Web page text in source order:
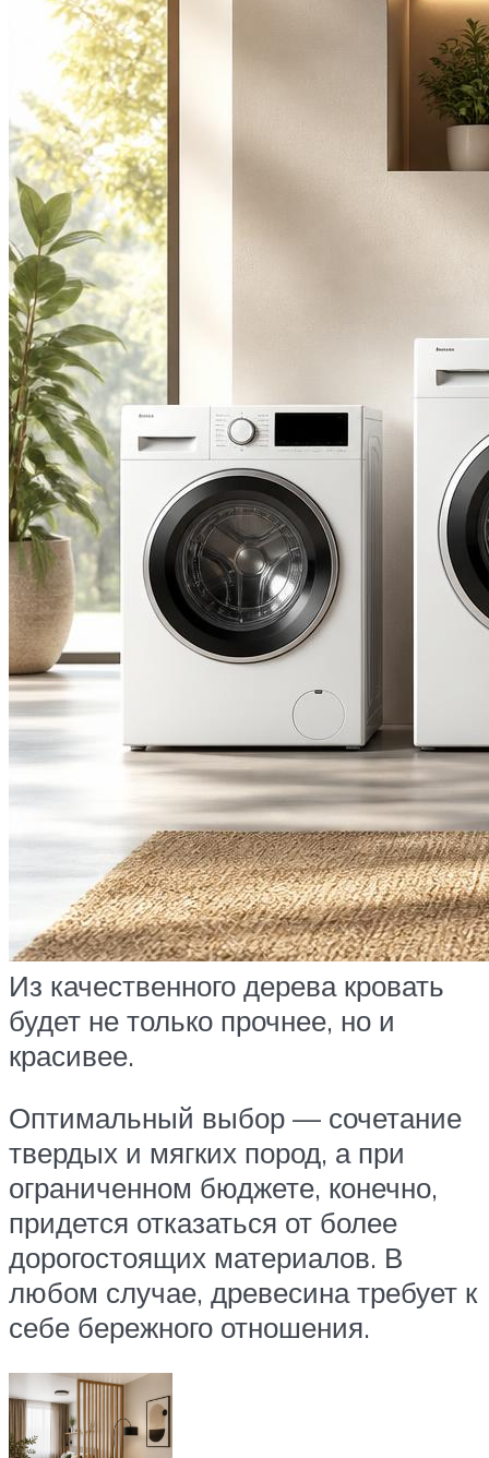
Из качественного дерева кровать
будет не только прочнее, но и
красивее.
Оптимальный выбор — сочетание
твердых и мягких пород, а при
ограниченном бюджете, конечно,
придется отказаться от более
дорогостоящих материалов. В
любом случае, древесина требует к
себе бережного отношения.